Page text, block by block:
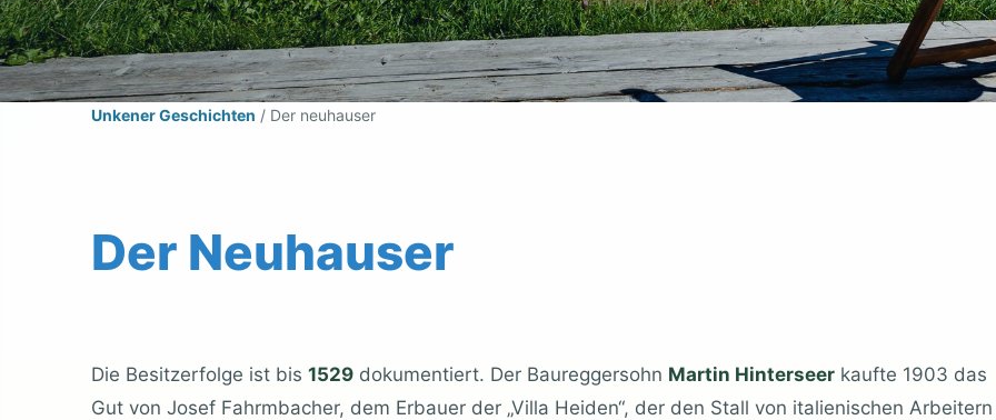
Unkener Geschichten / Der neuhauser
Der Neuhauser
Die Besitzerfolge ist bis 1529 dokumentiert. Der Baureggersohn Martin Hinterseer kaufte 1903 das
Gut von Josef Fahrmbacher, dem Erbauer der „Villa Heiden“, der den Stall von italienischen Arbeitern